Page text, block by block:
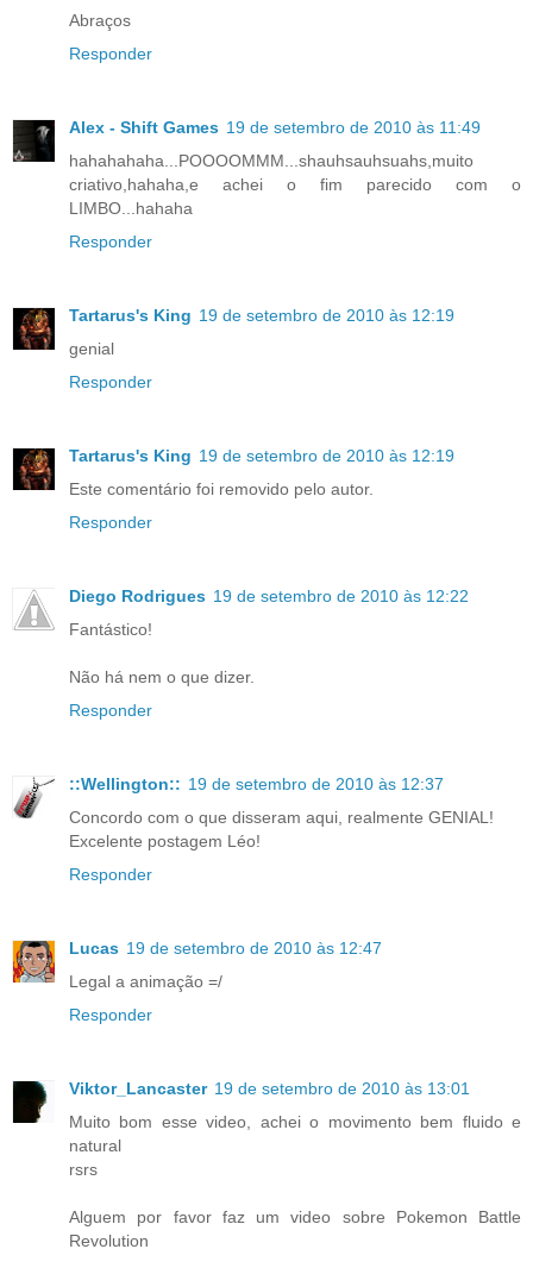
Abraços
Responder
Alex - Shift Games 19 de setembro de 2010 às 11:49
hahahahaha...POOOOMMM...shauhsauhsuahs,muito
criativo,hahaha,e achei o fim parecido com o
LIMBO...hahaha
Responder
Tartarus's King 19 de setembro de 2010 às 12:19
genial
Responder
Tartarus's King 19 de setembro de 2010 às 12:19
Este comentário foi removido pelo autor.
Responder
Diego Rodrigues 19 de setembro de 2010 às 12:22
Fantástico!
Não há nem o que dizer.
Responder
::Wellington:: 19 de setembro de 2010 às 12:37
Concordo com o que disseram aqui, realmente GENIAL!
Excelente postagem Léo!
Responder
Lucas 19 de setembro de 2010 às 12:47
Legal a animação =/
Responder
Viktor_Lancaster 19 de setembro de 2010 às 13:01
Muito bom esse video, achei o movimento bem fluido e
natural
rsrs
Alguem por favor faz um video sobre Pokemon Battle
Revolution